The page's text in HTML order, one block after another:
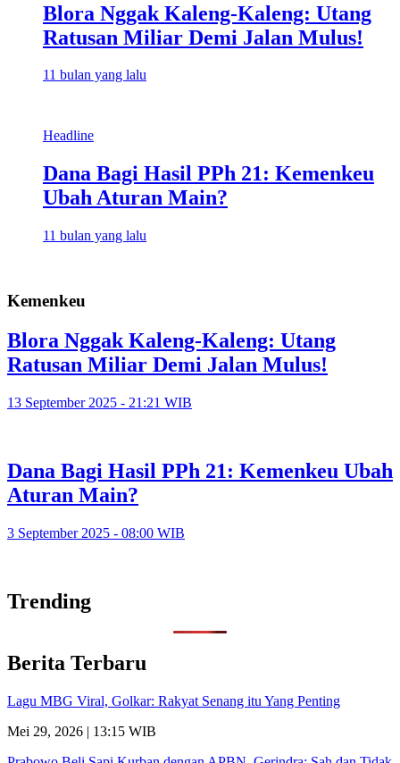
Blora Nggak Kaleng-Kaleng: Utang
Ratusan Miliar Demi Jalan Mulus!
11 bulan yang lalu
Headline
Dana Bagi Hasil PPh 21: Kemenkeu
Ubah Aturan Main?
11 bulan yang lalu
Kemenkeu
Blora Nggak Kaleng-Kaleng: Utang
Ratusan Miliar Demi Jalan Mulus!
13 September 2025 - 21:21 WIB
Dana Bagi Hasil PPh 21: Kemenkeu Ubah
Aturan Main?
3 September 2025 - 08:00 WIB
Trending
Berita Terbaru
Lagu MBG Viral, Golkar: Rakyat Senang itu Yang Penting
Mei 29, 2026 | 13:15 WIB